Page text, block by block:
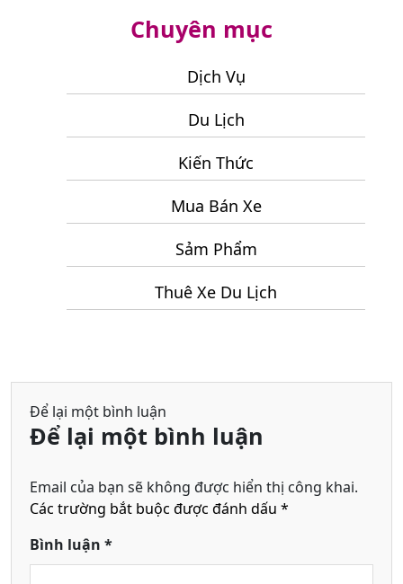
Dẫn
Đi
Đà
3
Đêm
Chuyên mục
Dịch Vụ
Du Lịch
Kiến Thức
Mua Bán Xe
Sảm Phẩm
Thuê Xe Du Lịch
Để lại một bình luận
Để lại một bình luận
Email của bạn sẽ không được hiển thị công khai.
Các trường bắt buộc được đánh dấu *
Bình luận *